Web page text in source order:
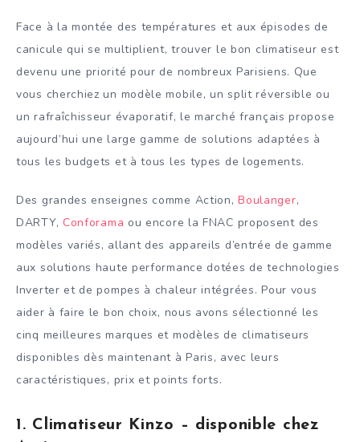
Face à la montée des températures et aux épisodes de
canicule qui se multiplient, trouver le bon climatiseur est
devenu une priorité pour de nombreux Parisiens. Que
vous cherchiez un modèle mobile, un split réversible ou
un rafraîchisseur évaporatif, le marché français propose
aujourd’hui une large gamme de solutions adaptées à
tous les budgets et à tous les types de logements.
Des grandes enseignes comme Action,Boulanger,
DARTY, Conforama ou encore la FNAC proposent des
modèles variés, allant des appareils d’entrée de gamme
aux solutions haute performance dotées de technologies
Inverter et de pompes à chaleur intégrées. Pour vous
aider à faire le bon choix, nous avons sélectionné les
cinq meilleures marques et modèles de climatiseurs
disponibles dès maintenant à Paris, avec leurs
caractéristiques, prix et points forts.
1. Climatiseur Kinzo – disponible chez